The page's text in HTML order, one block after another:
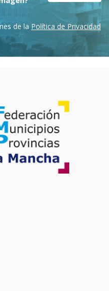
de la Política de Privacidad